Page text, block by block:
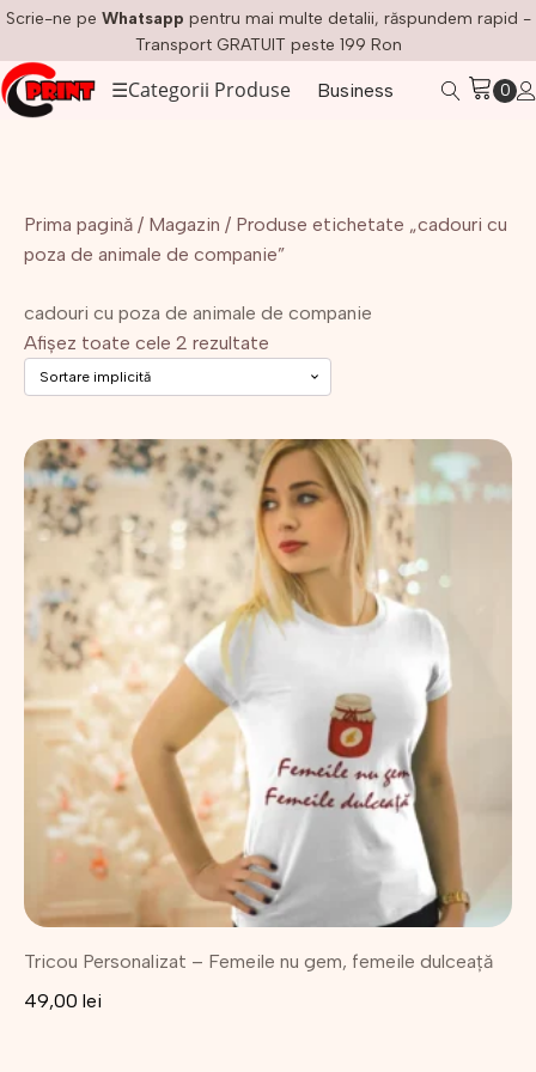
Scrie-ne pe Whatsapp pentru mai multe detalii, răspundem rapid -
Transport GRATUIT peste 199 Ron
☰Categorii Produse Business
Prima pagină / Magazin / Produse etichetate „cadouri cu
poza de animale de companie”
cadouri cu poza de animale de companie
Afișez toate cele 2 rezultate
Tricou Personalizat – Femeile nu gem, femeile dulceață
49,00 lei
Acest
produs
are
mai
multe
variații.
Opțiunile
pot
alese
pagina
produsului.